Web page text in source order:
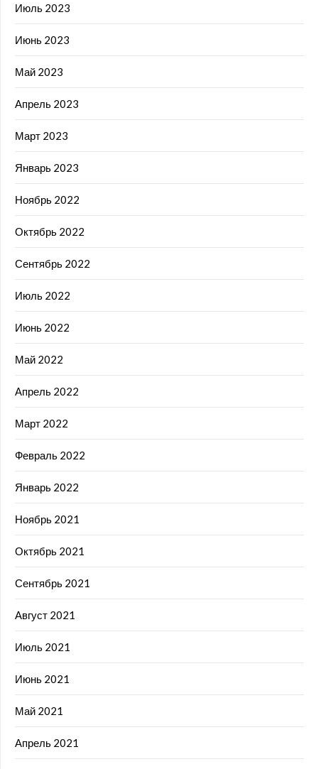
Июль 2023
Июнь 2023
Май 2023
Апрель 2023
Март 2023
Январь 2023
Ноябрь 2022
Октябрь 2022
Сентябрь 2022
Июль 2022
Июнь 2022
Май 2022
Апрель 2022
Март 2022
Февраль 2022
Январь 2022
Ноябрь 2021
Октябрь 2021
Сентябрь 2021
Август 2021
Июль 2021
Июнь 2021
Май 2021
Апрель 2021